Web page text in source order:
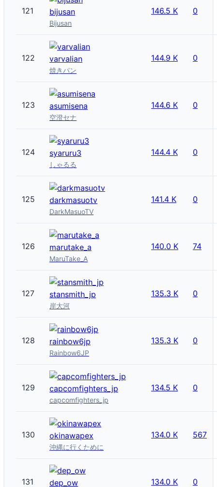
121 bijusan
Bijusan
146.5 K 0
122 varvalian
焼きパン
144.9 K 0
123 asumisena
空澄セナ
144.6 K 0
124 syaruru3
しゃるる
144.4 K 0
125 darkmasuotv
DarkMasuoTV
141.4 K 0
126 marutake_a
MaruTake_A
140.0 K 74
127 stansmith_jp
岸大河
135.3 K 0
128 rainbow6jp
Rainbow6JP
135.3 K 0
129 capcomfighters_jp
capcomfighters_jp
134.5 K 0
130 okinawapex
沖縄に行くために
134.0 K 567
131 dep_ow 134.0 K 0